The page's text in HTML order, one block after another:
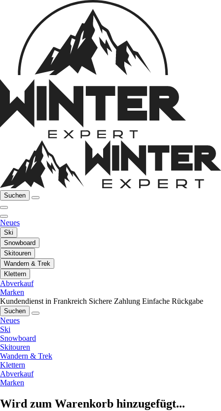
Suchen
Neues
Ski
Snowboard
Skitouren
Wandern & Trek
Klettern
Abverkauf
Marken
Kundendienst in Frankreich Sichere Zahlung Einfache Rückgabe
Suchen
Neues
Ski
Snowboard
Skitouren
Wandern & Trek
Klettern
Abverkauf
Marken
Wird zum Warenkorb hinzugefügt...